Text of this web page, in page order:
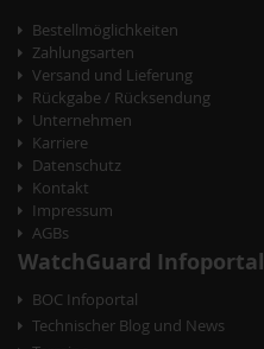
Bestellmöglichkeiten
Zahlungsarten
Versand und Lieferung
Rückgabe / Rücksendung
Unternehmen
Karriere
Datenschutz
Kontakt
Impressum
AGBs
WatchGuard Infoportal
BOC Infoportal
Technischer Blog und News